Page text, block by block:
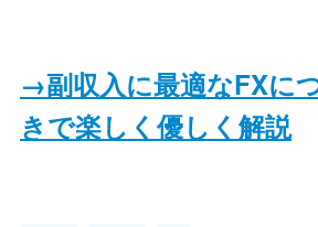
→副収入に最適なFXに
きで楽しく優しく解説